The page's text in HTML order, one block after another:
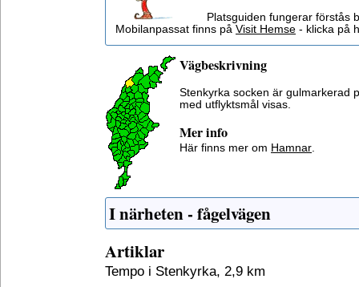
Platsguiden fungerar förstås
Mobilanpassat finns på Visit Hemse - klicka på
Vägbeskrivning
Stenkyrka socken är gulmarkerad
med utflyktsmål visas.
Mer info
Här finns mer om Hamnar.
I närheten - fågelvägen
Artiklar
Tempo i Stenkyrka, 2,9 km